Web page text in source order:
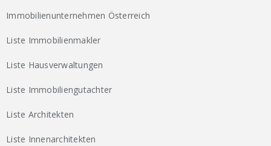
Immobilienunternehmen Österreich
Liste Immobilienmakler
Liste Hausverwaltungen
Liste Immobiliengutachter
Liste Architekten
Liste Innenarchitekten